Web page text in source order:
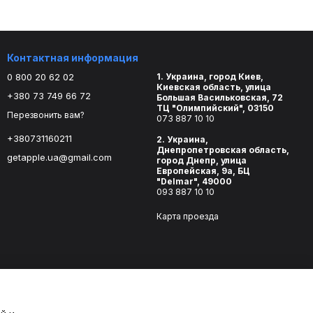
Контактная информация
0 800 20 62 02
+380 73 749 66 72
Перезвонить вам?
+380731160211
getapple.ua@gmail.com
1. Украина, город Киев,
Киевская область, улица
Большая Васильковская, 72
ТЦ "Олимпийский", 03150
073 887 10 10
2. Украина,
Днепропетровская область,
город Днепр, улица
Европейская, 9а, БЦ
"Delmar", 49000
093 887 10 10
Карта проезда